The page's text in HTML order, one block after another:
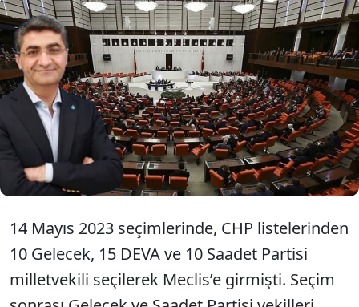
Ankara Milletvekili Nedim Yamalı’nın Gelecek
Partisi’nden istifa etmesinin ardından, Saadet-
Gelecek grubunun yeniden inşası için çatı parti
formülü gündeme geldi. Üç partinin (Saadet,
Gelecek ve DEVA) çatı parti altında birleşmesi
için sürecin hızlanması bekleniyor.
14 Mayıs 2023 seçimlerinde, CHP listelerinden
10 Gelecek, 15 DEVA ve 10 Saadet Partisi
milletvekili seçilerek Meclis’e girmişti. Seçim